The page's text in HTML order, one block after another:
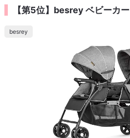
【第5位】besrey ベビーカー
besrey